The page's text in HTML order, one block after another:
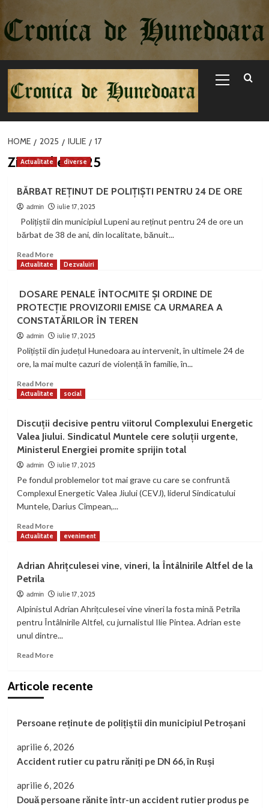
la
conținut
Menu
HOME 2025 IULIE 17
Zi:17 iulie 2025
Actualitate diverse
BĂRBAT REȚINUT DE POLIȚIȘTI PENTRU 24 DE ORE
admin iulie 17, 2025
Polițiștii din municipiul Lupeni au reținut pentru 24 de ore un
bărbat de 38 de ani, din localitate, bănuit...
Read MoreRead
more
REȚINUT
DE
POLIȚIȘTI
PENTRU
DE
ORE
Actualitate Dezvaluiri
DOSARE PENALE ÎNTOCMITE ȘI ORDINE DE
PROTECȚIE PROVIZORII EMISE CA URMAREA A
CONSTATĂRILOR ÎN TEREN
admin iulie 17, 2025
Polițiștii din județul Hunedoara au intervenit, în ultimele 24 de
ore, la mai multe cazuri de violență în familie, în...
Read MoreRead
more
PENALE
ÎNTOCMITE
ȘI
ORDINE
PROTECȚIE
PROVIZORII
EMISE
URMAREA
A
ÎN
Actualitate social
Discuții decisive pentru viitorul Complexului Energetic
Valea Jiului. Sindicatul Muntele cere soluții urgente,
Ministerul Energiei promite sprijin total
admin iulie 17, 2025
Pe fondul problemelor tot mai grave cu care se confruntă
Complexul Energetic Valea Jiului (CEVJ), liderul Sindicatului
Muntele, Darius Cîmpean,...
Read MoreRead
more
decisive
viitorul
Complexului
Valea
Jiului.
soluții
Energiei
promite
total
Actualitate eveniment
Adrian Ahrițculesei vine, vineri, la Întâlnirile Altfel de la
Petrila
admin iulie 17, 2025
Alpinistul Adrian Ahrițculesei vine vineri la fosta mină Petrila
pentru Întâlnirile Altfel, cu jurnalistul Ilie Pintea. Adrian este
unul dintre...
Read MoreRead
Adrian
vineri,
Întâlnirile
Altfel
de
Petrila
Articole recente
Persoane reținute de polițiștii din municipiul Petroșani
aprilie 6, 2026
Accident rutier cu patru răniți pe DN 66, în Ruși
aprilie 6, 2026
Două persoane rănite într-un accident rutier produs pe